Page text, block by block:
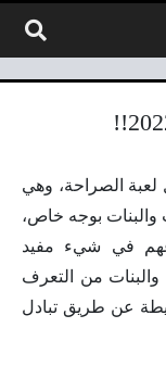
لعبة الصراحة، وهي
والبنات بوجه خاص،
في شيء مفيد
من التعرف
عن طريق تبادل